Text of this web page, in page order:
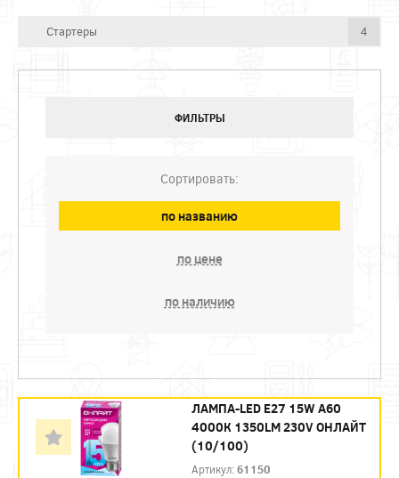
Стартеры 4
ФИЛЬТРЫ
Сортировать:
по названию
по цене
по наличию
ЛАМПА-LED E27 15W A60
4000К 1350LM 230V ОНЛАЙТ
(10/100)
Артикул:61150